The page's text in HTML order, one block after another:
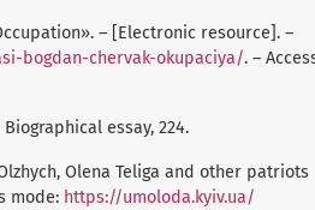
– [Electronic resource]. –
bogdan-chervak-okupaciya/. –
essay, 224.
Olena Teliga and other patriots
mode: https://umoloda.kyiv.ua/